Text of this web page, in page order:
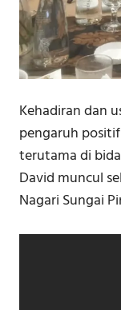
Kehadiran dan
pengaruh
terutama di
David muncul
Nagari Sungai